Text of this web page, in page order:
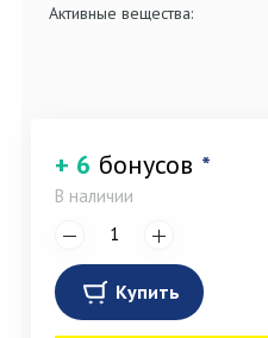
Активные вещества:
+ 6 бонусов *
В наличии
Купить